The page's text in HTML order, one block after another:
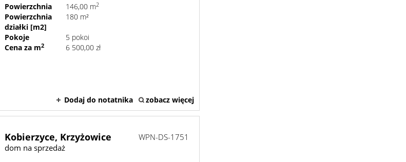
Powierzchnia
146,00 m2
Powierzchnia
działki [m2]
180 m²
Pokoje
5 pokoi
Cena za m2 6 500,00 zł
Dodaj do notatnika zobacz więcej
Kobierzyce, Krzyżowice
dom na sprzedaż
WPN-DS-1751